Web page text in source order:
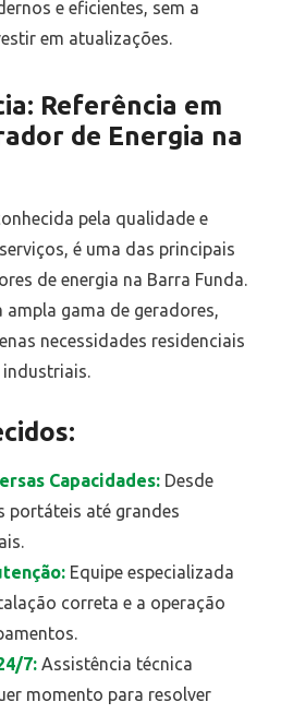
e eficientes, sem a
em atualizações.
Referência em
de Energia na
pela qualidade e
é uma das principais
de energia na Barra Funda.
ampla gama de geradores,
necessidades residenciais
industriais.
Capacidades: Desde
portáteis até grandes
Equipe especializada
correta e a operação
7: Assistência técnica
momento para resolver